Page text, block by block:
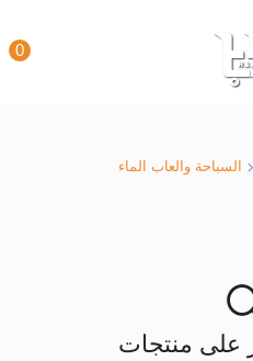
0
السباحة والعاب الماء
على منتجات